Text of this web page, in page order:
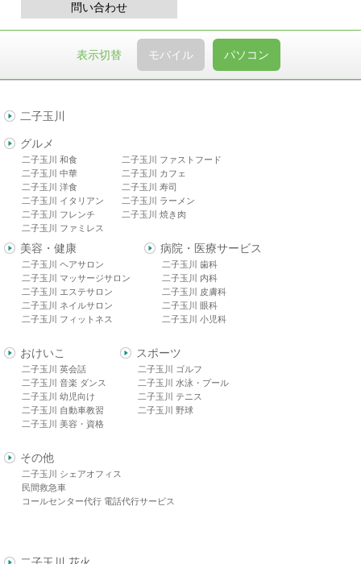
問い合わせ
表示切替 モバイル パソコン
二子玉川
グルメ
二子玉川 和食
二子玉川 中華
二子玉川 洋食
二子玉川 イタリアン
二子玉川 フレンチ
二子玉川 ファミレス
二子玉川 ファストフード
二子玉川 カフェ
二子玉川 寿司
二子玉川 ラーメン
二子玉川 焼き肉
美容・健康
二子玉川 ヘアサロン
二子玉川 マッサージサロン
二子玉川 エステサロン
二子玉川 ネイルサロン
二子玉川 フィットネス
病院・医療サービス
二子玉川 歯科
二子玉川 内科
二子玉川 皮膚科
二子玉川 眼科
二子玉川 小児科
おけいこ
二子玉川 英会話
二子玉川 音楽 ダンス
二子玉川 幼児向け
二子玉川 自動車教習
二子玉川 美容・資格
スポーツ
二子玉川 ゴルフ
二子玉川 水泳・プール
二子玉川 テニス
二子玉川 野球
その他
二子玉川 シェアオフィス
民間救急車
コールセンター代行 電話代行サービス